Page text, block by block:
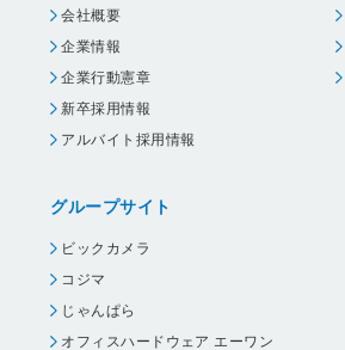
会社概要
企業情報
企業行動憲章
新卒採用情報
アルバイト採用情報
グループサイト
ビックカメラ
コジマ
じゃんぱら
オフィスハードウェア エーワン